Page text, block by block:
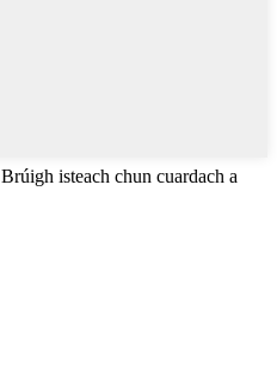
Brúigh isteach chun cuardach a